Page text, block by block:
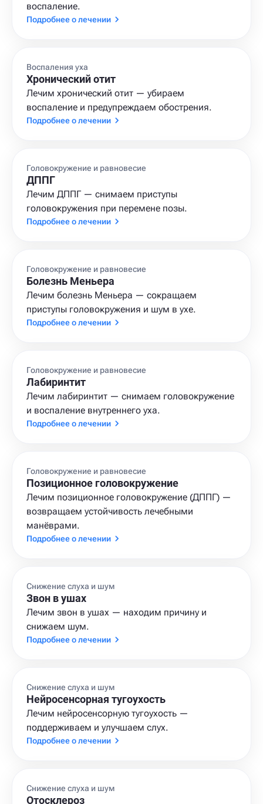
воспаление.
Подробнее о лечении
Воспаления уха
Хронический отит
Лечим хронический отит — убираем
воспаление и предупреждаем обострения.
Подробнее о лечении
Головокружение и равновесие
ДППГ
Лечим ДППГ — снимаем приступы
головокружения при перемене позы.
Подробнее о лечении
Головокружение и равновесие
Болезнь Меньера
Лечим болезнь Меньера — сокращаем
приступы головокружения и шум в ухе.
Подробнее о лечении
Головокружение и равновесие
Лабиринтит
Лечим лабиринтит — снимаем головокружение
и воспаление внутреннего уха.
Подробнее о лечении
Головокружение и равновесие
Позиционное головокружение
Лечим позиционное головокружение (ДППГ) —
возвращаем устойчивость лечебными
манёврами.
Подробнее о лечении
Снижение слуха и шум
Звон в ушах
Лечим звон в ушах — находим причину и
снижаем шум.
Подробнее о лечении
Снижение слуха и шум
Нейросенсорная тугоухость
Лечим нейросенсорную тугоухость —
поддерживаем и улучшаем слух.
Подробнее о лечении
Снижение слуха и шум
Отосклероз